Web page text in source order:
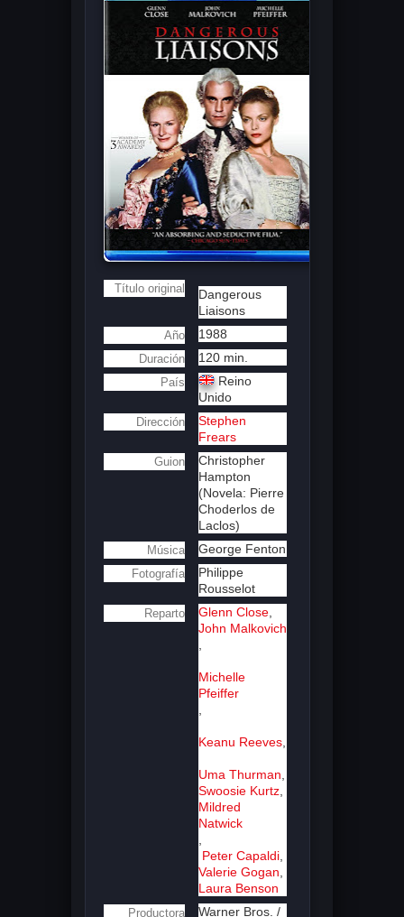
Título original
Dangerous
Liaisons
Año 1988
Duración 120 min.
País
Reino
Unido
Dirección
Stephen
Frears
Guion
Christopher
Hampton
(Novela: Pierre
Choderlos de
Laclos)
Música George Fenton
Fotografía
Philippe
Rousselot
Reparto Glenn Close
John Malkovich
Michelle
Pfeiffer
Keanu Reeves
Uma Thurman
Swoosie Kurtz
Mildred
Natwick
Peter Capaldi
Valerie Gogan
Laura Benson
Productora
Warner Bros. /